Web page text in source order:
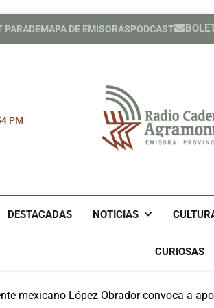
PARADEMAPA DE EMISORASPODCAST
PM
Radio
DESTACADAS NOTICIAS
CURIOSAS
mexicano López Obrador convoca a